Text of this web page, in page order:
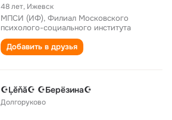
48 лет, Ижевск
МПСИ (ИФ), Филиал Московского
психолого-социального института
Добавить в друзья
☪Ļĕňă☪ ☪Берёзина☪
Долгоруково